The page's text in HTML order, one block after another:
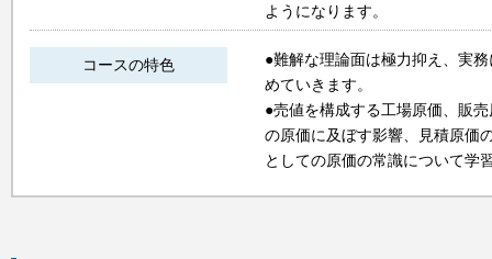
ようになります。
コースの特色
●難解な理論面は極力抑え、実
めていきます。
●売値を構成する工場原価、販
の原価に及ぼす影響、見積原価
としての原価の常識について学